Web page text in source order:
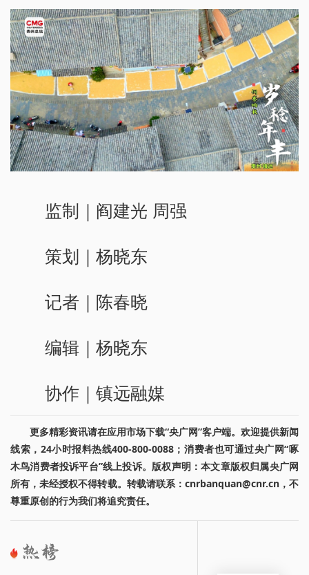
监制｜阎建光 周强
策划｜杨晓东
记者｜陈春晓
编辑｜杨晓东
协作｜镇远融媒
更多精彩资讯请在应用市场下载“央广网”客户端。欢迎提供新闻
线索，24小时报料热线400-800-0088；消费者也可通过央广网“啄
木鸟消费者投诉平台”线上投诉。版权声明：本文章版权归属央广网
所有，未经授权不得转载。转载请联系：cnrbanquan@cnr.cn，不
尊重原创的行为我们将追究责任。